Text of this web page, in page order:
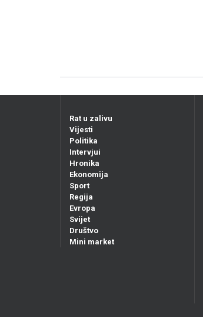
Rat u zalivu
Vijesti
Politika
Intervjui
Hronika
Ekonomija
Sport
Regija
Evropa
Svijet
Društvo
Mini market